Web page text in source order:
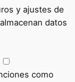
y ajustes de
datos
como